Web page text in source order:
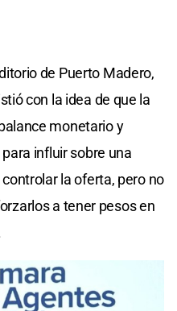
de Puerto Madero,
con la idea de que la
monetario y
influir sobre una
la oferta, pero no
a tener pesos en